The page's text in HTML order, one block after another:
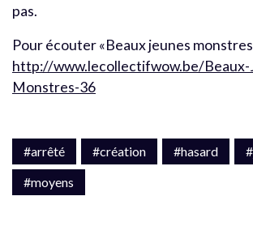
pas.
Pour écouter «Beaux jeunes
http://www.lecollectifwow.be/Beaux-
Monstres-36
#arrêté #création #hasard
#moyens